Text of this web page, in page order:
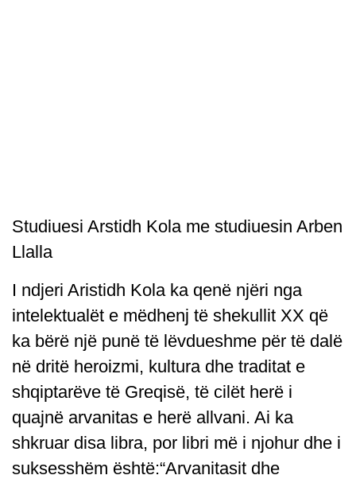
Studiuesi Arstidh Kola me studiuesin Arben
Llalla
I ndjeri Aristidh Kola ka qenë njëri nga
intelektualët e mëdhenj të shekullit XX që
ka bërë një punë të lëvdueshme për të dalë
në dritë heroizmi, kultura dhe traditat e
shqiptarëve të Greqisë, të cilët herë i
quajnë arvanitas e herë allvani. Ai ka
shkruar disa libra, por libri më i njohur dhe i
suksesshëm është:“Arvanitasit dhe